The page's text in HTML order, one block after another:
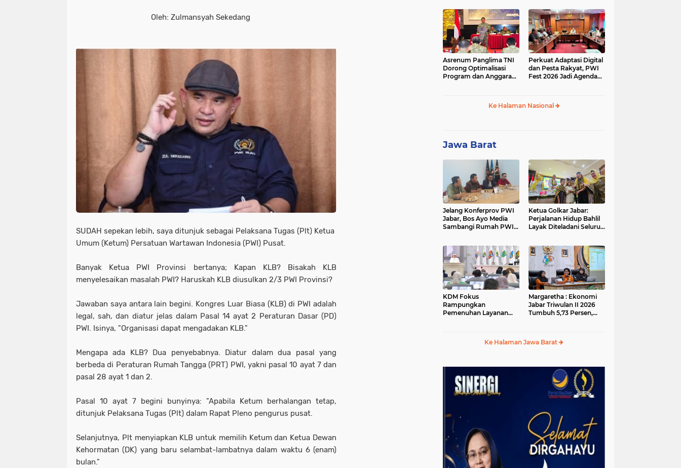
Oleh: Zulmansyah Sekedang
SUDAH sepekan lebih, saya ditunjuk sebagai Pelaksana Tugas (Plt) Ketua
Umum (Ketum) Persatuan Wartawan Indonesia (PWI) Pusat.
Banyak Ketua PWI Provinsi bertanya; Kapan KLB? Bisakah KLB
menyelesaikan masalah PWI? Haruskah KLB diusulkan 2/3 PWI Provinsi?
Jawaban saya antara lain begini. Kongres Luar Biasa (KLB) di PWI adalah
legal, sah, dan diatur jelas dalam Pasal 14 ayat 2 Peraturan Dasar (PD)
PWI. Isinya, "Organisasi dapat mengadakan KLB."
Mengapa ada KLB? Dua penyebabnya. Diatur dalam dua pasal yang
berbeda di Peraturan Rumah Tangga (PRT) PWI, yakni pasal 10 ayat 7 dan
pasal 28 ayat 1 dan 2.
Pasal 10 ayat 7 begini bunyinya: "Apabila Ketum berhalangan tetap,
ditunjuk Pelaksana Tugas (Plt) dalam Rapat Pleno pengurus pusat.
Selanjutnya, Plt menyiapkan KLB untuk memilih Ketum dan Ketua Dewan
Kehormatan (DK) yang baru selambat-lambatnya dalam waktu 6 (enam)
bulan."
BBM
Asrenum Panglima TNI
Dorong Optimalisasi
Program dan Anggaran
Perkuat Adaptasi Digital
dan Pesta Rakyat, PWI
Fest 2026 Jadi Agenda
Ke Halaman Nasional
Jawa Barat
Jelang Konferprov PWI
Jabar, Bos Ayo Media
Sambangi Rumah PWI
Ketua Golkar Jabar:
Perjalanan Hidup Bahlil
Layak Diteladani Seluruh
KDM Fokus
Rampungkan
Pemenuhan Layanan
Margaretha : Ekonomi
Jabar Triwulan II 2026
Tumbuh 5,73 Persen,
Ke Halaman Jawa Barat